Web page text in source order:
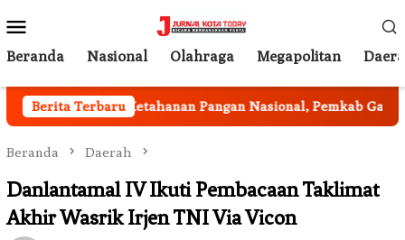
ke
kontenMobile
Beranda Nasional Olahraga Megapolitan
Berita Terbaru
Program Ketahanan Pangan Nasional, Pemkab Garut
Beranda Daerah
Danlantamal IV Ikuti Pembacaan Taklimat
Akhir Wasrik Irjen TNI Via Vicon